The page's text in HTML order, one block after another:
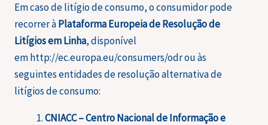
Em caso de litígio de consumo, o consumidor pode
recorrer àPlataforma Europeia de Resolução de
Litígios em Linha, disponível
em http://ec.europa.eu/consumers/odr ou às
seguintes entidades de resolução alternativa de
litígios de consumo:
CNIACC – Centro Nacional de Informação e